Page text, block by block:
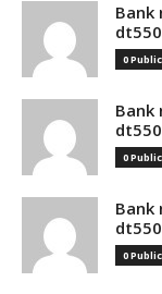
Bank
0
Bank
0
Bank
0